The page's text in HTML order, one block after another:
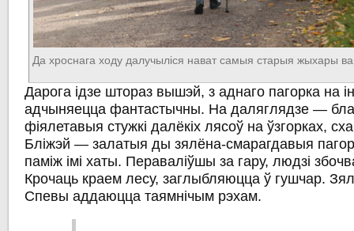
Да хроснага ходу далучыліся нават самыя старыя жыхары
Дарога ідзе штораз вышэй, з аднаго пагорка на
адчыняецца фантастычны. На даляглядзе —
фіялетавыя стужкі далёкіх лясоў на ўзгорках,
Бліжэй — залатыя ды зялёна-смарагдавыя
паміж імі хаты. Пераваліўшы за гару, людзі
Крочаць краем лесу, заглыбляюцца ў гушчар.
Спевы аддаюцца таямнічым рэхам.